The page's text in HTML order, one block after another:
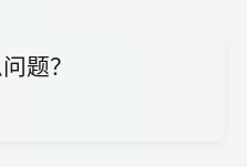
题？